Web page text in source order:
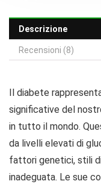
Descrizione
Recensioni (8)
Il diabete
significative del
in tutto il mondo.
da livelli elevati di
fattori genetici, stili
inadeguata. Le sue